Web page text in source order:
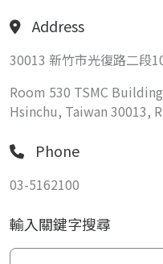
Address
30013 新竹市光復路二段
Room 530 TSMC
Hsinchu, Taiwan 30013,
Phone
03-5162100
輸入關鍵字搜尋